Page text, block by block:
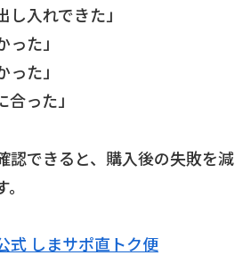
し入れできた」
った」
った」
合った」
認できると、購入後の失敗を減
式 しまサポ直トク便